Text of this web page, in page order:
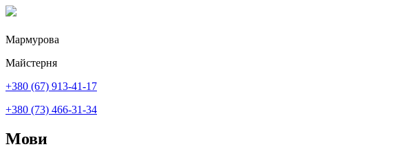
Перейти до основного вмісту
Мармурова
Майстерня
+380 (67) 913-41-17
+380 (73) 466-31-34
Мови